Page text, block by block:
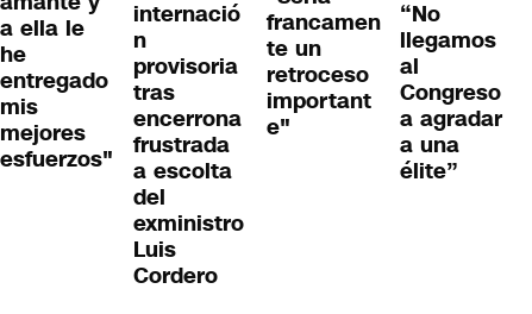
a ella le
he
entregado
mis
mejores
esfuerzos"
internació
n
provisoria
tras
encerrona
frustrada
a escolta
del
exministro
Luis
Cordero
francamen
te un
retroceso
important
e"
“No
llegamos
al
Congreso
a agradar
a una
élite”